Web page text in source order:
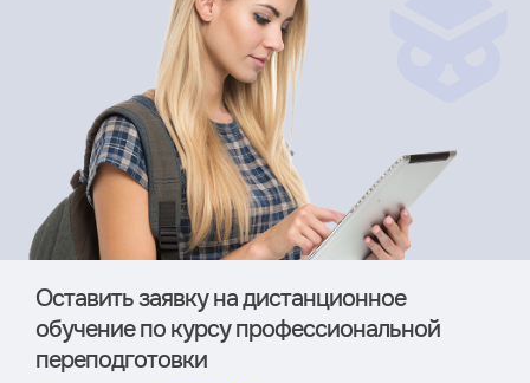
Оставить заявку на дистан­ционное
обучение по курсу профессиональной
переподготовки